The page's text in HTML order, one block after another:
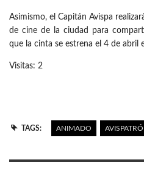
Asimismo, el Capitán Avispa
de cine de la ciudad para
que la cinta se estrena el 4 de abril
Visitas: 2
TAGS: ANIMADO